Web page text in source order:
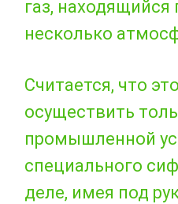
газ,
несколько
Считается, что
осуществить
промышленной
специального
деле, имея под